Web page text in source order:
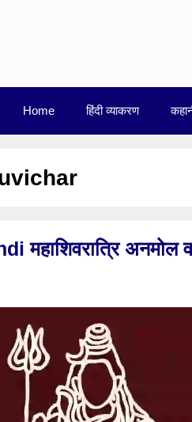
Home हिंदी व्याकरण
अनमोल